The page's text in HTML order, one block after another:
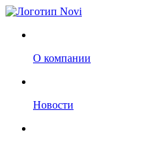
О компании
Новости